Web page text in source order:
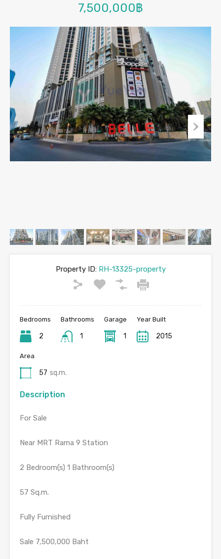
7,500,000฿
Property ID:RH-13325-property
Bedrooms
2
Bathrooms
1
Garage
1
Year Built
2015
Area
57 sq.m.
Description
For Sale
Near MRT Rama 9 Station
2 Bedroom(s) 1 Bathroom(s)
57 Sq.m.
Fully Furnished
Sale 7,500,000 Baht